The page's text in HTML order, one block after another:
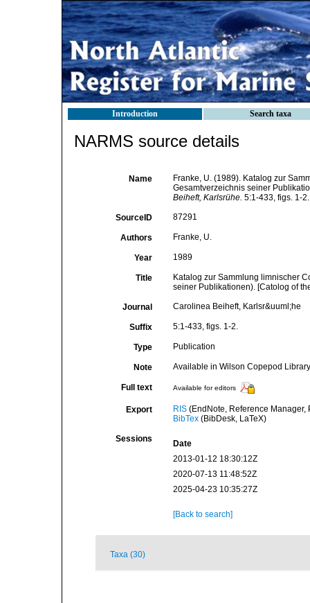
Introduction Search taxa
NARMS source details
Name
Franke, U. (1989). Katalog zur
Gesamtverzeichnis seiner
Beiheft, Karlsrühe. 5:1-433, figs. 1-2.
SourceID 87291
Authors Franke, U.
Year 1989
Title
Katalog zur Sammlung limnischer
seiner Publikationen). [Catolog of
Journal Carolinea Beiheft, Karlsr&uuml;he
Suffix 5:1-433, figs. 1-2.
Type Publication
Note Available in Wilson Copepod
Full text Available for editors
Export RIS(EndNote, Reference Manager,
BibTex(BibDesk, LaTeX)
Sessions
Date
2013-01-12 18:30:12Z
2020-07-13 11:48:52Z
2025-04-23 10:35:27Z
[Back to search]
Taxa (30)